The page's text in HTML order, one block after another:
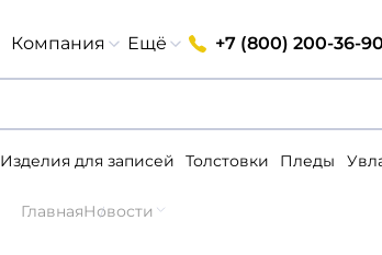
Компания Ещё +7 (800) 200-36-
Изделия для записей Толстовки Пледы
ГлавнаяНовости